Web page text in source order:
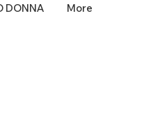
DONNA More